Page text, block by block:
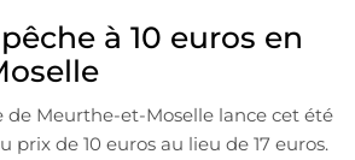
à 10 euros en
de Meurthe-et-Moselle lance cet été
prix de 10 euros au lieu de 17 euros.